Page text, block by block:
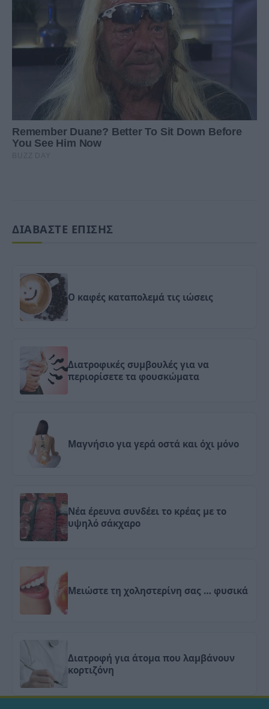
ΔΙΑΒΑΣΤΕ ΕΠΙΣΗΣ
Ο καφές καταπολεμά τις ιώσεις
Διατροφικές συμβουλές για να
περιορίσετε τα φουσκώματα
Μαγνήσιο για γερά οστά και όχι μόνο
Νέα έρευνα συνδέει το κρέας με το
υψηλό σάκχαρο
Μειώστε τη χοληστερίνη σας … φυσικά
Διατροφή για άτομα που λαμβάνουν
κορτιζόνη